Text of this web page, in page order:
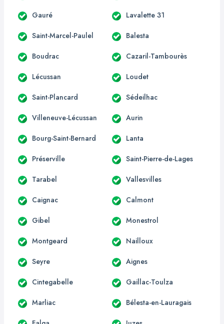
Gauré Lavalette 31
Saint-Marcel-Paulel Balesta
Boudrac Cazaril-Tambourès
Lécussan Loudet
Saint-Plancard Sédeilhac
Villeneuve-Lécussan Aurin
Bourg-Saint-Bernard Lanta
Préserville Saint-Pierre-de-Lages
Tarabel Vallesvilles
Caignac Calmont
Gibel Monestrol
Montgeard Nailloux
Seyre Aignes
Cintegabelle Gaillac-Toulza
Marliac Bélesta-en-Lauragais